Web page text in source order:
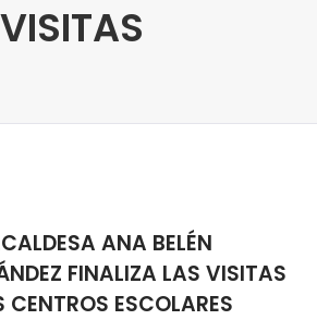
ANA BELÉN
FINALIZA LAS VISITAS
CENTROS ESCOLARES